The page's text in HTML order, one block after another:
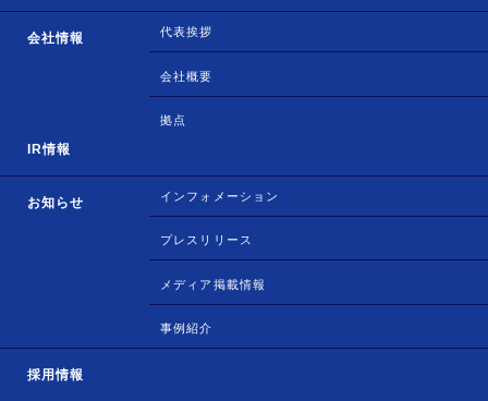
会社情報 代表挨拶
会社概要
拠点
IR情報
お知らせ インフォメーション
プレスリリース
メディア掲載情報
事例紹介
採用情報